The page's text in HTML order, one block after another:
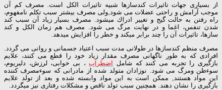
از بسیاری جهات تاثیرات كندسازها شبیه تاثیرات الكل است. مصرف كم آن
موجب آرامش و راحتی عضلات می شود,ولی مصرف بیشتر سبب تكلم نامفهوم،
راه رفتن به حالت گیج و تغییر ادراك میشود. مصرف بسیار زیاد آن سبب كند
شدن تنفس، اغما و در نهایت مرگ می شود. مصرف هم زمان الكل و كند
سازها، تاثیرات آن را چند برابر میكند و خطر را افزایش میدهد.
مصرف منظم كندسازها در طولانی مدت سبب اعتیاد جسمانی و روانی می گردد.
افرادی كه به طور ناگهانی مصرف مقدار زیاد خود را قطع می كنند، علایم
بازگیری را تجربه می كنند كه شامل
اضطراب، بی خوابی، لرزش، دلیریوم،
سوءظن ومرگ می شود. نوزادان متولد شده از مادرانی كه سوءمصرف كننده
این مواد هستند, ممكن است به این مواد وابسته شده و بعد از تولد علایم
بازگیری را نشان دهند. همچنین سبب تولد ناقص و مشكلات رفتاری نیز میگردد.